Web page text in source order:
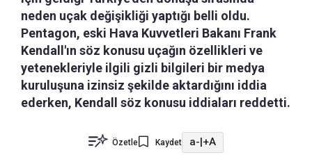
neden uçak değişikliği yaptığı belli oldu.
Pentagon, eski Hava Kuvvetleri Bakanı Frank
Kendall'ın söz konusu uçağın özellikleri ve
yetenekleriyle ilgili gizli bilgileri bir medya
kuruluşuna izinsiz şekilde aktardığını iddia
ederken, Kendall söz konusu iddiaları reddetti.
Özetle Kaydet a- +A